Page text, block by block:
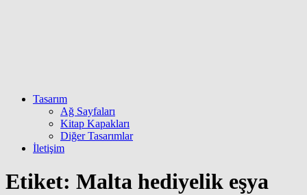
Tasarım
Ağ Sayfaları
Kitap Kapakları
Diğer Tasarımlar
İletişim
Etiket: Malta hediyelik eşya